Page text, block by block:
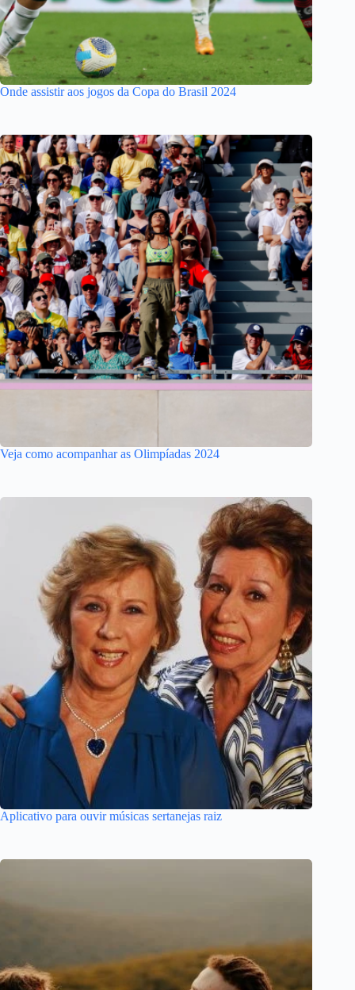
Onde assistir aos jogos da Copa do Brasil 2024
Veja como acompanhar as Olimpíadas 2024
Aplicativo para ouvir músicas sertanejas raiz